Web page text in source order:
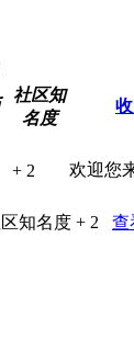
社区知
名度
+ 2 欢迎您
知名度 + 2 查